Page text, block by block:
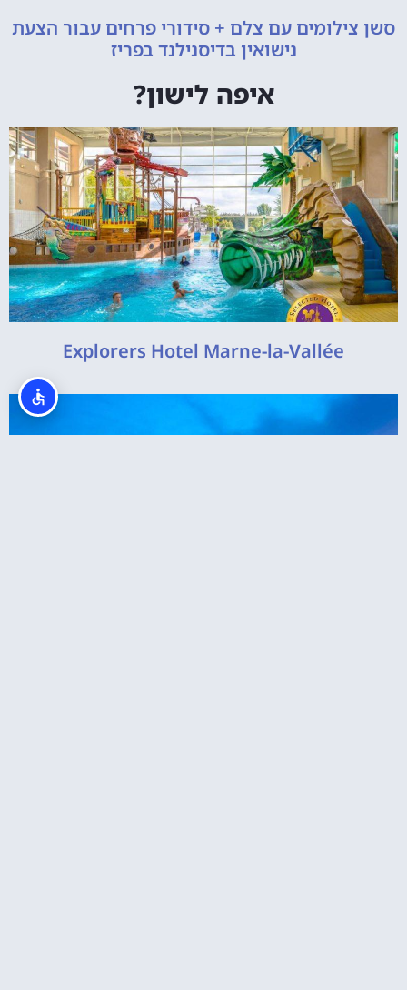
סשן צילומים עם צלם + סידורי פרחים עבור הצעת
נישואין בדיסנילנד בפריז
איפה לישון?
Explorers Hotel Marne-la-Vallée